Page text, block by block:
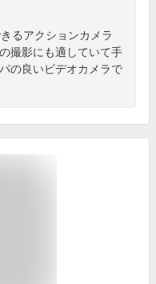
るアクションカメラ
撮影にも適していて手
の良いビデオカメラで